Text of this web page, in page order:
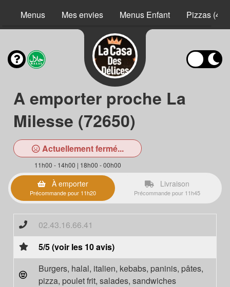
Menus Mes envies Menus Enfant Pizzas (40
A emporter proche La
Milesse (72650)
Actuellement fermé...
11h00 - 14h00 | 18h00 - 00h00
À emporter
Précommande pour 11h20
Livraison
Précommande pour 11h45
02.43.16.66.41
5/5 (voir les 10 avis)
Burgers, halal, italien, kebabs, paninis, pâtes,
pizza, poulet frit, salades, sandwiches